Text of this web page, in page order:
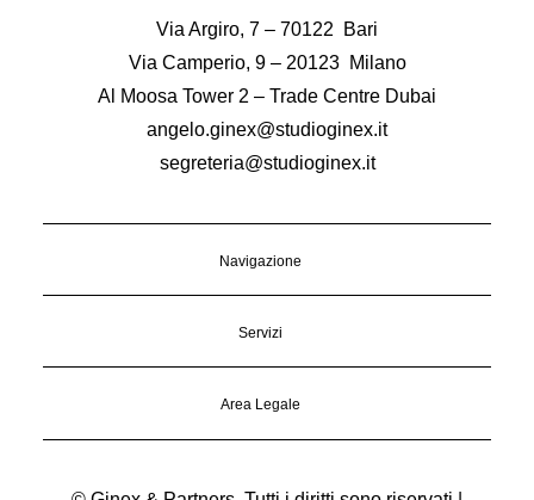
Via Argiro, 7 – 70122 Bari
Via Camperio, 9 – 20123 Milano
Al Moosa Tower 2 – Trade Centre Dubai
angelo.ginex@studioginex.it
segreteria@studioginex.it
Navigazione
Servizi
Area Legale